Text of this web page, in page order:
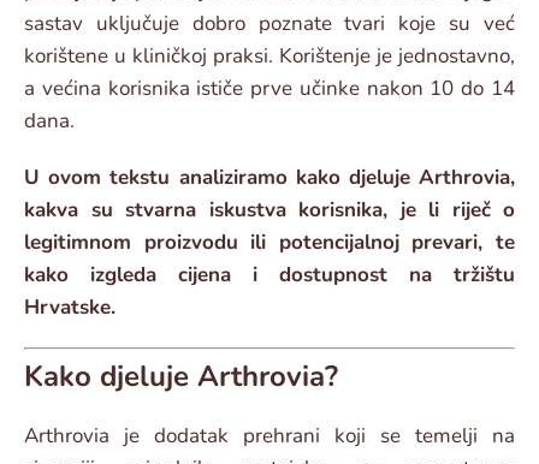
sastav uključuje dobro poznate tvari koje su već
korištene u kliničkoj praksi. Korištenje je jednostavno,
a većina korisnika ističe prve učinke nakon 10 do 14
dana.
U ovom tekstu analiziramo kako djeluje Arthrovia,
kakva su stvarna iskustva korisnika, je li riječ o
legitimnom proizvodu ili potencijalnoj prevari, te
kako izgleda cijena i dostupnost na tržištu
Hrvatske.
Kako djeluje Arthrovia?
Arthrovia je dodatak prehrani koji se temelji na